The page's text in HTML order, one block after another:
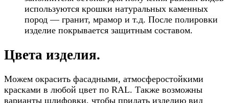
используются крошки натуральных каменных
пород — гранит, мрамор и т.д. После полировки
изделие покрывается защитным составом.
Цвета изделия.
Можем окрасить фасадными, атмосферостойкими
красками в любой цвет по RAL. Также возможны
варианты шлифовки, чтобы придать изделию вид